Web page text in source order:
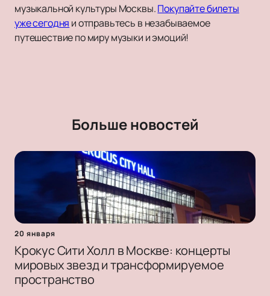
музыкальной культуры Москвы.Покупайте билеты
уже сегодня и отправьтесь в незабываемое
путешествие по миру музыки и эмоций!
Больше новостей
20 января
Крокус Сити Холл в Москве: концерты
мировых звезд и трансформируемое
пространство